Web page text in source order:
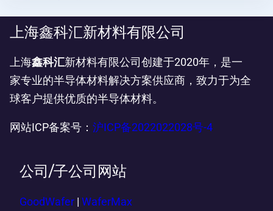
上海鑫科汇新材料有限公司
上海鑫科汇新材料有限公司创建于2020年，是一
家专业的半导体材料解决方案供应商，致力于为全
球客户提供优质的半导体材料。
网站ICP备案号： 沪ICP备2022022028号-4
公司/子公司网站
GoodWafer WaferMax